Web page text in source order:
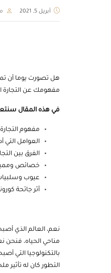
أبريل 5, 2021
هل تصورت يوما أن
مفهومك عن التجارة
في هذه المقال
مفهوم التجارة
العوامل التي
الفرق بين
خصائص
عيوب وسلبيات
أثر جائحة
نعم، العالم الذي
مناحي الحياه، فنحن
بالتكنولوجيا التي
التطور كان له تأثير